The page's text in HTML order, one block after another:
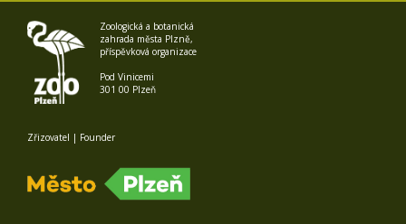
Zoologická a botanická
zahrada města Plzně,
příspěvková organizace
Pod Vinicemi
301 00 Plzeň
Zřizovatel | Founder